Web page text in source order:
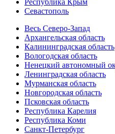
Республика Крым
Севастополь
Весь Северо-Запад
Архангельская область
Калининградская область
Вологодская область
Ненецкий автономный
Ленинградская область
Мурманская область
Новгородская область
Псковская область
Республика Карелия
Республика Коми
Санкт-Петербург